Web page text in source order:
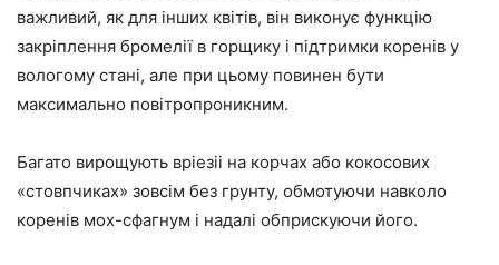
важливий, як для інших квітів, він виконує функцію
закріплення бромелії в горщику і підтримки коренів у
вологому стані, але при цьому повинен бути
максимально повітропроникним.
Багато вирощують вріезіі на корчах або кокосових
«стовпчиках» зовсім без грунту, обмотуючи навколо
коренів мох-сфагнум і надалі обприскуючи його.